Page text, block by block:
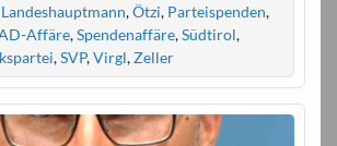
Landeshauptmann,Ötzi, Parteispenden,
Affäre,Spendenaffäre,Südtirol,
,SVP,Virgl,Zeller